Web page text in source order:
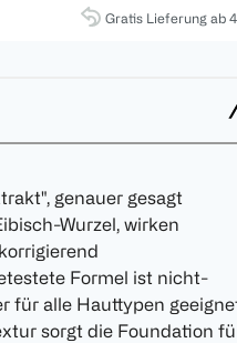
Gratis Lieferung ab
genauer gesagt
Wurzel, wirken
Formel ist nicht-
für alle Hauttypen
sorgt die Foundation